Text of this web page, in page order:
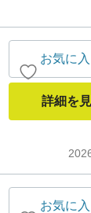
お気に
詳細を
お気に